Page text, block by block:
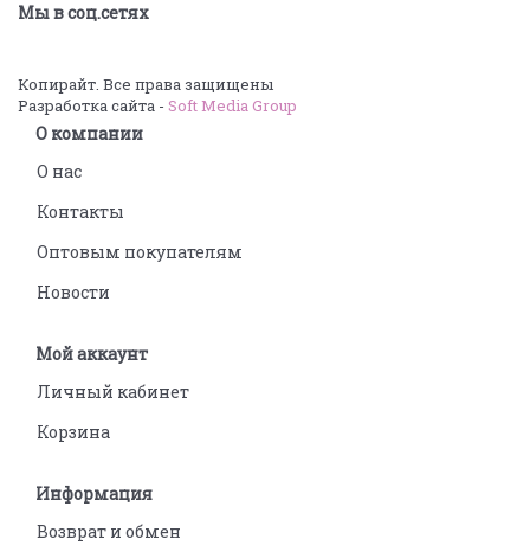
Мы в соц.сетях
Копирайт. Все права защищены
Разработка сайта - Soft Media Group
О компании
О нас
Контакты
Оптовым покупателям
Новости
Мой аккаунт
Личный кабинет
Корзина
Информация
Возврат и обмен